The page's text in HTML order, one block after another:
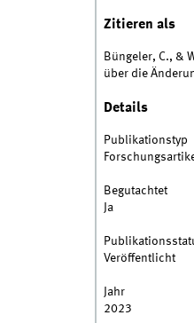
Zitieren als
Büngeler, C., &
über die
Details
Publikationstyp
Begutachtet
Ja
Veröffentlicht
Jahr
2023